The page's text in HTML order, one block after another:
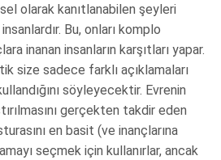
olarak kanıtlanabilen şeyleri
Bu, onları komplo
inanan insanların karşıtları yapar.
size sadece farklı açıklamaları
söyleyecektir. Evrenin
gerçekten takdir eden
en basit (ve inançlarına
seçmek için kullanırlar, ancak